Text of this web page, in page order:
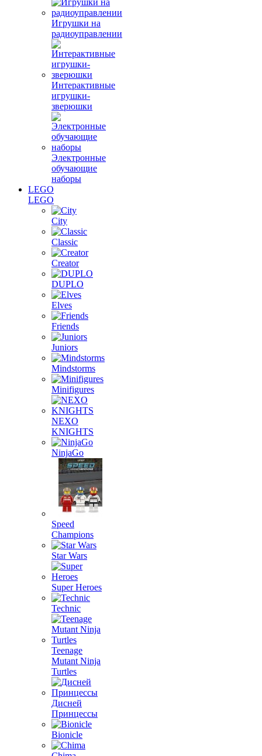
Игрушки на
радиоуправлении
Интерактивные
игрушки-
зверюшки
Электронные
обучающие
наборы
LEGO
LEGO
City
Classic
Creator
DUPLO
Elves
Friends
Juniors
Mindstorms
Minifigures
NEXO
KNIGHTS
NinjaGo
Speed
Champions
Star Wars
Super Heroes
Technic
Teenage
Mutant Ninja
Turtles
Дисней
Принцессы
Bionicle